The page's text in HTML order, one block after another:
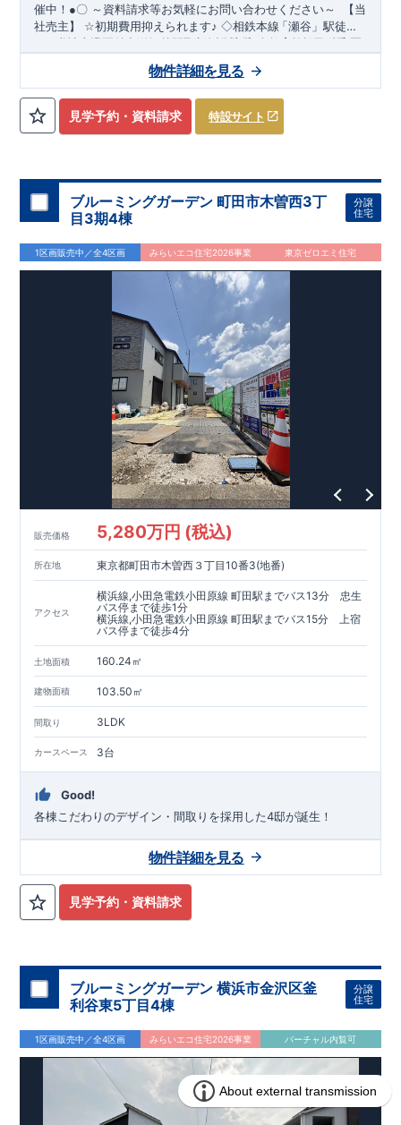
催中！ ●〇 ～資料請求等お気軽にお問い合わせください～
【当
社売主】
☆初期費用抑えられます♪ ◇相鉄本線「瀬谷 」駅徒歩
​
・開放感を演出するスタイリッシュな間取り
ります（5号棟）
【吹き抜け天井】 ◇実際に生活した時に便利
◇
・ちょっとした収納に
躍！【浴室乾燥暖房機】
≪ ブルーミングガーデンのこ
設』住宅性能評価‥‥評価を受けた図面通りに施工されている
か、建設までに計 4 回チェックが行われます。 ・図面や書類上
だけでなく、「現場の施工状況」を検査した上で、品質を保証
しております。
だからこそ、お客様の安心に繋がります。 ・設計、施工、営業
が協力しあい、最良のプランをご提供いたします。 ・不要な中
間マージンを抑える事で、コストダウンに努めております。
スマートフォンで見やすい特設サイトはこちら
https://www.e-blooming.com/bukken/51775003/
見学予約・資料請求 特設サイト
物件詳細を見る
ブルーミングガーデン 町田市木曽西3丁
目3期4棟
分譲
住宅
1区画販売中／全4区画 みらいエコ住宅2026事業 東京ゼロエミ住宅
販売価格 5,280万円 (税込)
所在地 東京都町田市木曽西３丁目10番3(地番)
アクセス
横浜線,小田急電鉄小田原線 町田駅までバス13分 忠生
バス停まで徒歩1分
横浜線,小田急電鉄小田原線 町田駅までバス15分 上宿
バス停まで徒歩4分
土地面積 160.24㎡
建物面積 103.50㎡
間取り 3LDK
カースペース 3台
Good!
各棟こだわりのデザイン・間取りを採用した4邸が誕生！
見学予約・資料請求
物件詳細を見る
ブルーミングガーデン 横浜市金沢区釜
利谷東5丁目4棟
分譲
住宅
1区画販売中／全4区画 みらいエコ住宅2026事業 バーチャル内覧可